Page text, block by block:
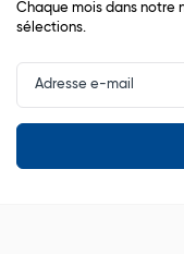
Chaque mois dans notre
sélections.
Input
Newsletter